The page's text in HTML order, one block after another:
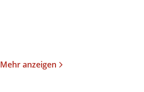
Mehr anzeigen